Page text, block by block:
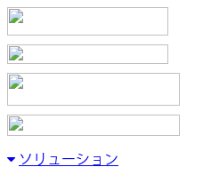
ソリューション